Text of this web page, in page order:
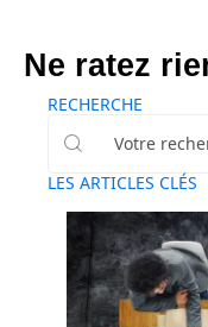
Ne ratez
RECHERCHE
LES ARTICLES CLÉS